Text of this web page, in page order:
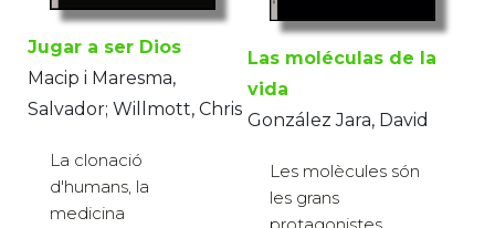
Jugar a ser Dios
Macip i Maresma,
Salvador; Willmott, Chris
La clonació
d'humans, la
medicina
Las moléculas de la
vida
González Jara, David
Les molècules són
les grans